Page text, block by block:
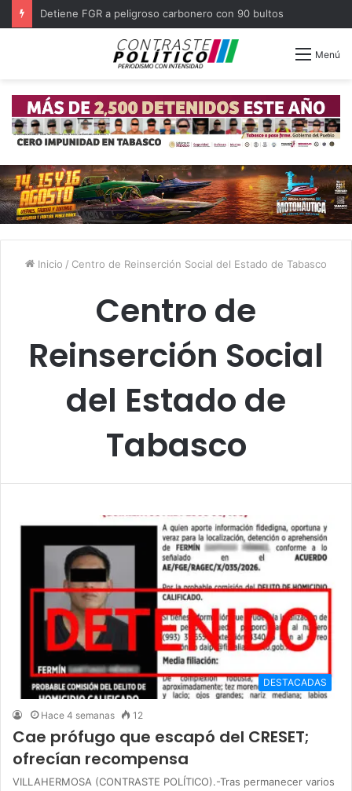
Detiene FGR a peligroso carbonero con 90 bultos
Menú
Inicio / Centro de Reinserción Social del Estado de Tabasco
Centro de
Reinserción Social
del Estado de
Tabasco
DESTACADAS
Hace 4 semanas 12
Cae prófugo que escapó del CRESET;
ofrecían recompensa
VILLAHERMOSA (CONTRASTE POLÍTICO).-Tras permanecer varios